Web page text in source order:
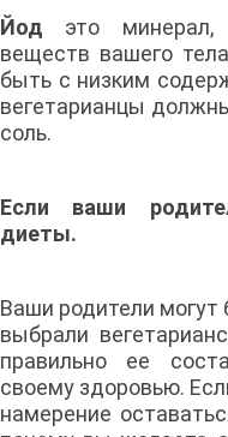
Йод это минерал,
веществ вашего
быть с низким
вегетарианцы
соль.
Если ваши
диеты.
Ваши родители
выбрали
правильно ее
своему здоровью.
намерение